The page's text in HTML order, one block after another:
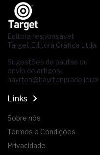
Editora responsável:
Target Editora Gráfica Ltda.
Sugestões de pautas ou
envio de artigos:
hayrton@hayrtonprado.jor.br
Links
Sobre nós
Termos e Condições
Privacidade